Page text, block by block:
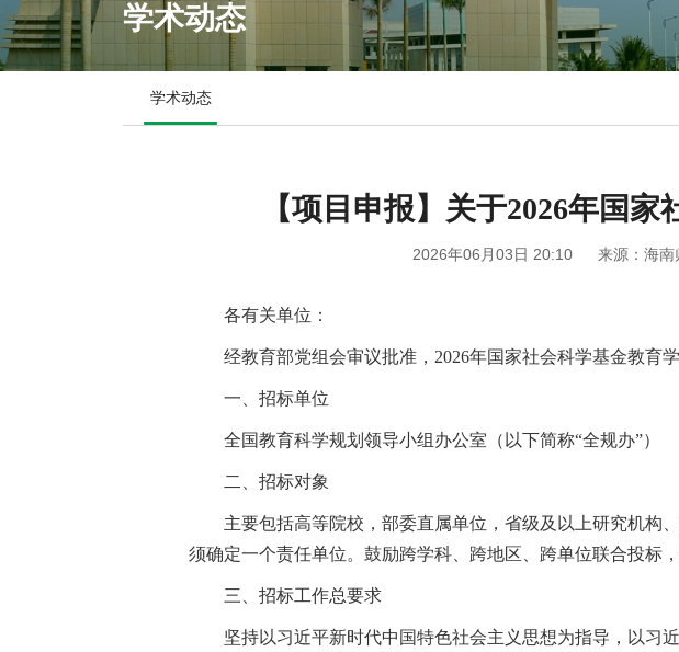
学术动态
学术动态
【项目申报】关于2026年国
2026年06月03日 20:10 来源：海南
各有关单位：
经教育部党组会审议批准，2026年国家社会科学基金教育
一、招标单位
全国教育科学规划领导小组办公室（以下简称“全规办”）
二、招标对象
主要包括高等院校，部委直属单位，省级及以上研究机构
须确定一个责任单位。鼓励跨学科、跨地区、跨单位联合投标
三、招标工作总要求
坚持以习近平新时代中国特色社会主义思想为指导，以习